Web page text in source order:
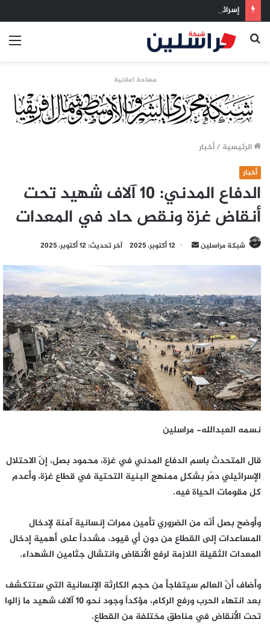
بحث
مساحة اعلانية
الرئيسية /أخبار
أخبار
الدفاع المدني: 10 آلاف شهيد تحت
أنقاض غزة ونقص حاد في المعدات
شبكة مراسلين
أرسل 12 أكتوبر، 2025 آخر تحديث: 12 أكتوبر، 2025
نسمه العبدالله- مراسلين
قال المتحدث باسم الدفاع المدني في غزة، محمود بصل، إنّ الاحتلال
الإسرائيلي دمّر بشكلٍ ممنهج البنية التحتية في قطاع غزة، وأعدم
كل مقومات الحياة فيه.
وأوضح بصل أنّه من الضروري تأمين ممرات إنسانية آمنة لإدخال
المساعدات إلى القطاع من دون أي قيود، مشدداً على أهمية إدخال
المعدات الثقيلة اللازمة لرفع الأنقاض وانتشال جثامين الشهداء.
وأضاف أنّ العالم سيتفاجأ من حجم الكارثة الإنسانية التي ستتكشف
بعد انتهاء الحرب ورفع الركام، مؤكداً وجود نحو 10 آلاف شهيد ما زالوا
تحت الأنقاض في مناطق مختلفة من القطاع.